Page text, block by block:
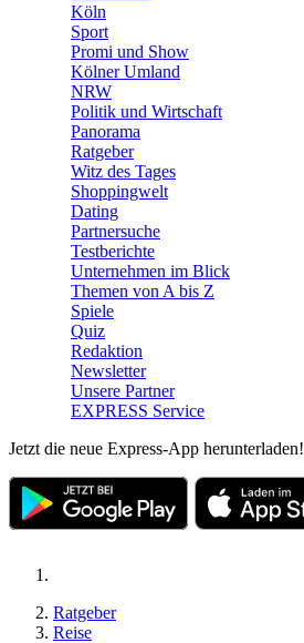
Köln
Sport
Promi und Show
Kölner Umland
NRW
Politik und Wirtschaft
Panorama
Ratgeber
Witz des Tages
Shoppingwelt
Dating
Partnersuche
Testberichte
Unternehmen im Blick
Themen von A bis Z
Spiele
Quiz
Redaktion
Newsletter
Unsere Partner
EXPRESS Service
Jetzt die neue Express-App herunterladen!
Ratgeber
Reise